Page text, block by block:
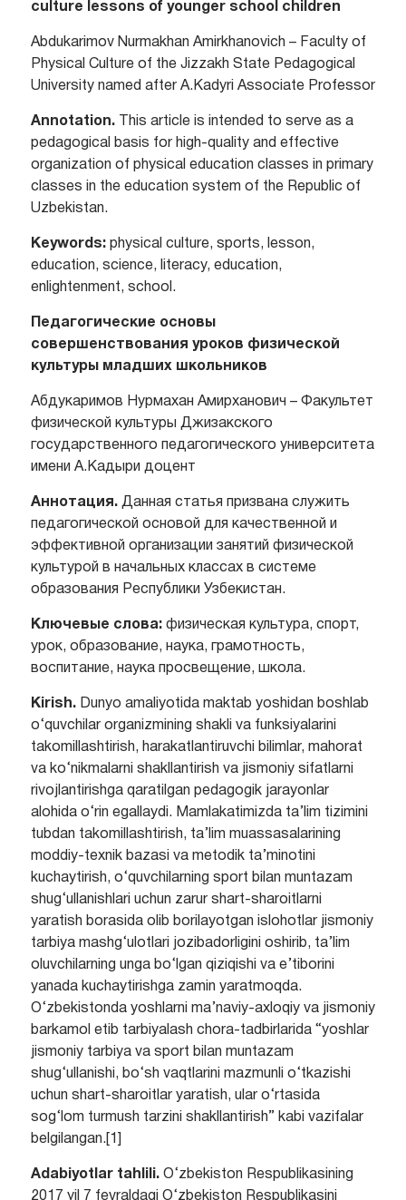
culture lessons of younger school children
Abdukarimov Nurmakhan Amirkhanovich – Faculty of
Physical Culture of the Jizzakh State Pedagogical
University named after A.Kadyri Associate Professor
Annotation.
This article is intended to serve as a
pedagogical basis for high-quality and effective
organization of physical education classes in primary
classes in the education system of the Republic of
Uzbekistan.
Keywords: physical culture, sports, lesson,
education, science, literacy, education,
enlightenment, school.
Педагогические основы
совершенствования уроков физической
культуры младших школьников
Абдукаримов Нурмахан Амирханович – Факультет
физической культуры Джизакского
государственного педагогического университета
имени A.Кадыри доцент
Аннотация. Данная статья призвана служить
педагогической основой для качественной и
эффективной организации занятий физической
культурой в начальных классах в системе
образования Республики Узбекистан.
Ключевые слова: физическая культура, спорт,
урок, образование, наука, грамотность,
воспитание, наука просвещение, школа.
Kirish.Dunyo amaliyotida maktab yoshidan boshlab
o‘quvchilar organizmining shakli va funksiyalarini
takomillashtirish, harakatlantiruvchi bilimlar, mahorat
va ko‘nikmalarni shakllantirish va jismoniy sifatlarni
rivojlantirishga qaratilgan pedagogik jarayonlar
alohida o‘rin egallaydi. Mamlakatimizda ta’lim tizimini
tubdan takomillashtirish, ta’lim muassasalarining
moddiy-texnik bazasi va metodik ta’minotini
kuchaytirish, o‘quvchilarning sport bilan muntazam
shug‘ullanishlari uchun zarur shart-sharoitlarni
yaratish borasida olib borilayotgan islohotlar jismoniy
tarbiya mashg‘ulotlari jozibadorligini oshirib, ta’lim
oluvchilarning unga bo‘lgan qiziqishi va e’tiborini
yanada kuchaytirishga zamin yaratmoqda.
O‘zbekistonda yoshlarni ma’naviy-axloqiy va jismoniy
barkamol etib tarbiyalash chora-tadbirlarida “yoshlar
jismoniy tarbiya va sport bilan muntazam
shug‘ullanishi, bo‘sh vaqtlarini mazmunli o‘tkazishi
uchun shart-sharoitlar yaratish, ular o‘rtasida
sog‘lom turmush tarzini shakllantirish” kabi vazifalar
belgilangan.[1]
Adabiyotlar tahlili.O‘zbekiston Respublikasining
2017 yil 7 fevraldagi O‘zbekiston Respublikasini